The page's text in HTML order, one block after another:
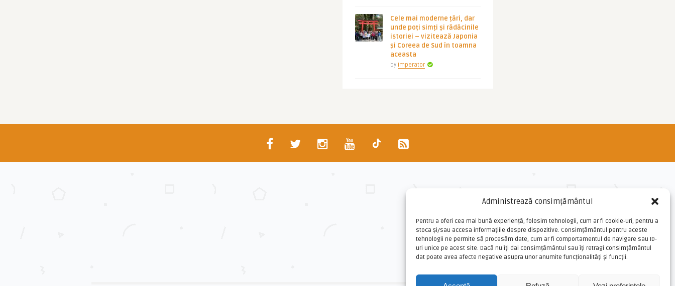
Administrează consimțământul
Pentru a oferi cea mai bună experiență, folosim tehnologii, cum ar fi cookie-uri, pentru a
stoca și/sau accesa informațiile despre dispozitive. Consimțământul pentru aceste
tehnologii ne permite să procesăm date, cum ar fi comportamentul de navigare sau ID-
uri unice pe acest site. Dacă nu îți dai consimțământul sau îți retragi consimțământul
dat poate avea afecte negative asupra unor anumite funcționalități și funcții.
Cele mai moderne țări, dar
unde poți simți și rădăcinile
istoriei – vizitează Japonia
și Coreea de Sud în toamna
aceasta
by Imperator